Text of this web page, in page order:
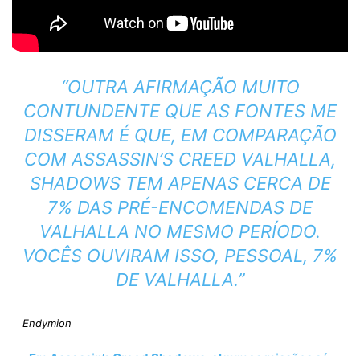
“OUTRA AFIRMAÇÃO MUITO
CONTUNDENTE QUE AS FONTES ME
DISSERAM É QUE, EM COMPARAÇÃO
COM ASSASSIN’S CREED VALHALLA,
SHADOWS TEM APENAS CERCA DE
7% DAS PRÉ-ENCOMENDAS DE
VALHALLA NO MESMO PERÍODO.
VOCÊS OUVIRAM ISSO, PESSOAL, 7%
DE VALHALLA.”
Endymion